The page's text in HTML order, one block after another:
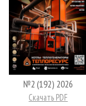
№2 (192) 2026
Скачать PDF